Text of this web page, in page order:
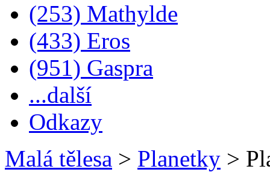
(253) Mathylde
(433) Eros
(951) Gaspra
...další
Odkazy
Malá tělesa > Planetky >